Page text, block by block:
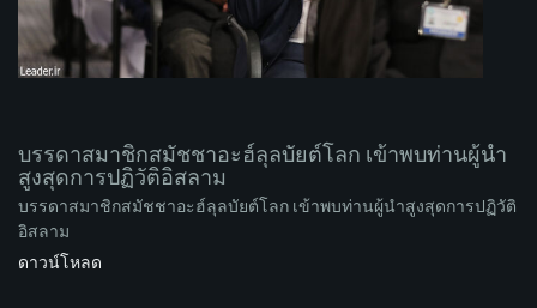
บรรดาสมาชิกสมัชชาอะฮ์ลุลบัยต์โลก เข้าพบท่านผู้นำ
สูงสุดการปฏิวัติอิสลาม
บรรดาสมาชิกสมัชชาอะฮ์ลุลบัยต์โลก เข้าพบท่านผู้นำสูงสุดการปฏิวัติ
อิสลาม
ดาวน์โหลด